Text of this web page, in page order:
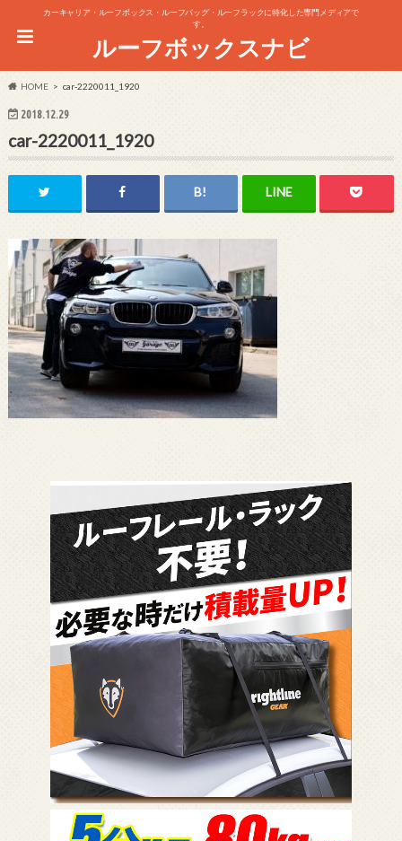
カーキャリア・ルーフボックス・ルーフバッグ・ルーフラックに特化した専門メディアで
す。
ルーフボックスナビ
HOME car-2220011_1920
2018.12.29
car-2220011_1920